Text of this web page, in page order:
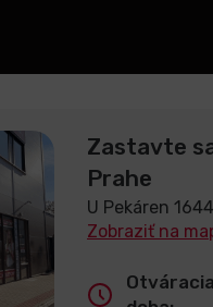
Zastavte
Prahe
U Pekáren
Zobraziť na
Otváracia